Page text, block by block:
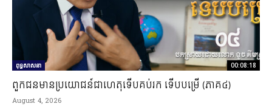
ពុទ្ធសាសនា 00:08:18
ពួកជនមានប្រយោជន៍ជាហេតុទើបគប់រក ទើបបម្រើ (ភាគ៤)
August 4, 2026